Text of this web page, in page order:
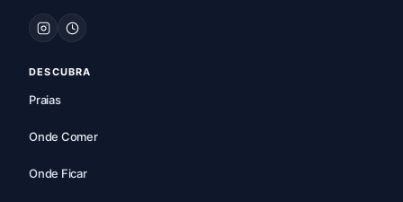
DESCUBRA
Praias
Onde Comer
Onde Ficar